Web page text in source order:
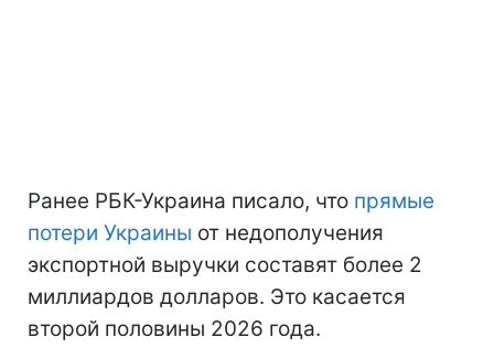
Ранее РБК-Украина писало, что прямые
потери Украины от недополучения
экспортной выручки составят более 2
миллиардов долларов. Это касается
второй половины 2026 года.